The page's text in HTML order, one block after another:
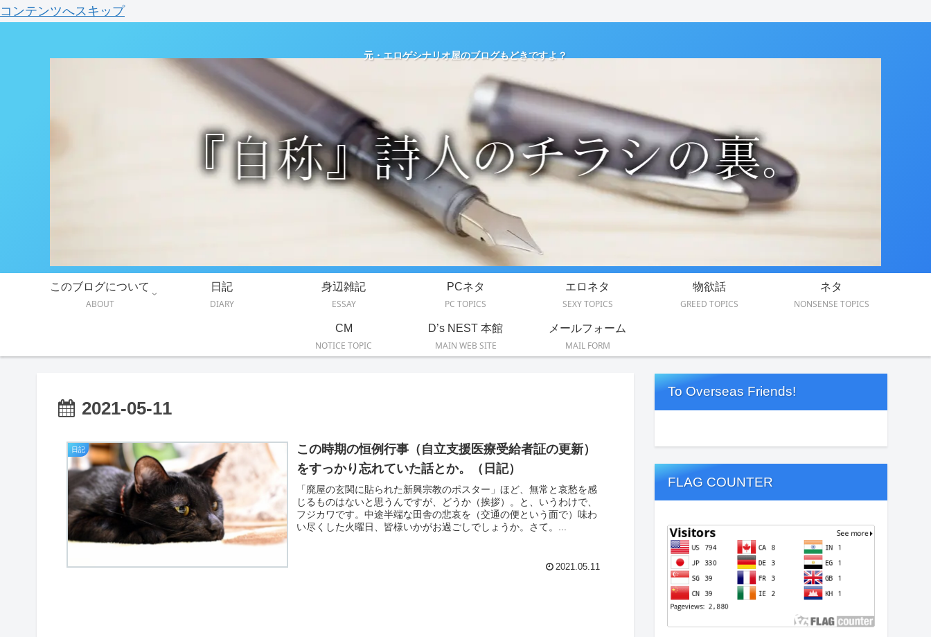
コンテンツへスキップ
元・エロゲシナリオ屋のブログもどきですよ？
このブログについて
ABOUT
日記
DIARY
身辺雑記
ESSAY
PCネタ
PC TOPICS
エロネタ
SEXY TOPICS
物欲話
GREED TOPICS
ネタ
NONSENSE TOPICS
CM
NOTICE TOPIC
D’s NEST 本館
MAIN WEB SITE
メールフォーム
MAIL FORM
2021-05-11
日記
この時期の恒例行事（自立支援医療受給者証の更新）
をすっかり忘れていた話とか。（日記）
「廃屋の玄関に貼られた新興宗教のポスター」ほど、無常と哀愁を感
じるものはないと思うんですが、どうか（挨拶）。と、いうわけで、
フジカワです。中途半端な田舎の悲哀を（交通の便という面で）味わ
い尽くした火曜日、皆様いかがお過ごしでしょうか。さて。...
2021.05.11
To Overseas Friends!
FLAG COUNTER